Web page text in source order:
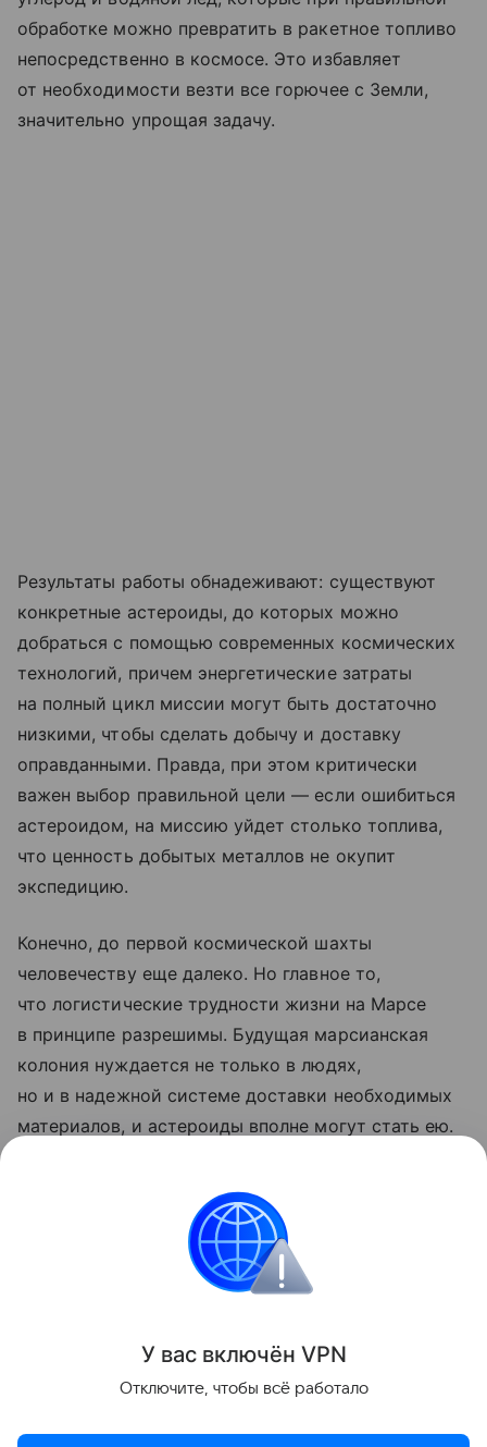
обработке можно превратить в ракетное топливо
непосредственно в космосе. Это избавляет
от необходимости везти все горючее с Земли,
значительно упрощая задачу.
Результаты работы обнадеживают: существуют
конкретные астероиды, до которых можно
добраться с помощью современных космических
технологий, причем энергетические затраты
на полный цикл миссии могут быть достаточно
низкими, чтобы сделать добычу и доставку
оправданными. Правда, при этом критически
важен выбор правильной цели — если ошибиться
астероидом, на миссию уйдет столько топлива,
что ценность добытых металлов не окупит
экспедицию.
Конечно, до первой космической шахты
человечеству еще далеко. Но главное то,
что логистические трудности жизни на Марсе
в принципе разрешимы. Будущая марсианская
колония нуждается не только в людях,
но и в надежной системе доставки необходимых
материалов, и астероиды вполне могут стать ею.
высадки на Марс рядом с источником воды.
Поделиться
У вас включён VPN
Отключите, чтобы всё работало